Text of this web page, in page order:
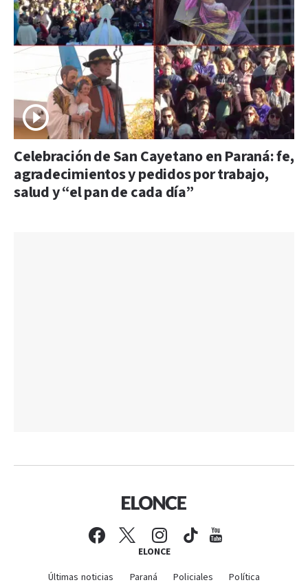
Celebración de San Cayetano en Paraná: fe,
agradecimientos y pedidos por trabajo,
salud y “el pan de cada día”
ELONCE
Últimas noticias Paraná Policiales Política